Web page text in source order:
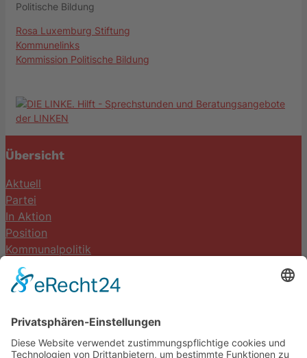
Politische Bildung
Rosa Luxemburg Stiftung
Kommunelinks
Kommission Politische Bildung
Übersicht
Aktuell
Partei
In Aktion
Position
Kommunalpolitik
Termine
DIE LINKE. Schwalm-Eder
Steingasse 5